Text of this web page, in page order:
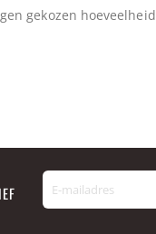
gekozen